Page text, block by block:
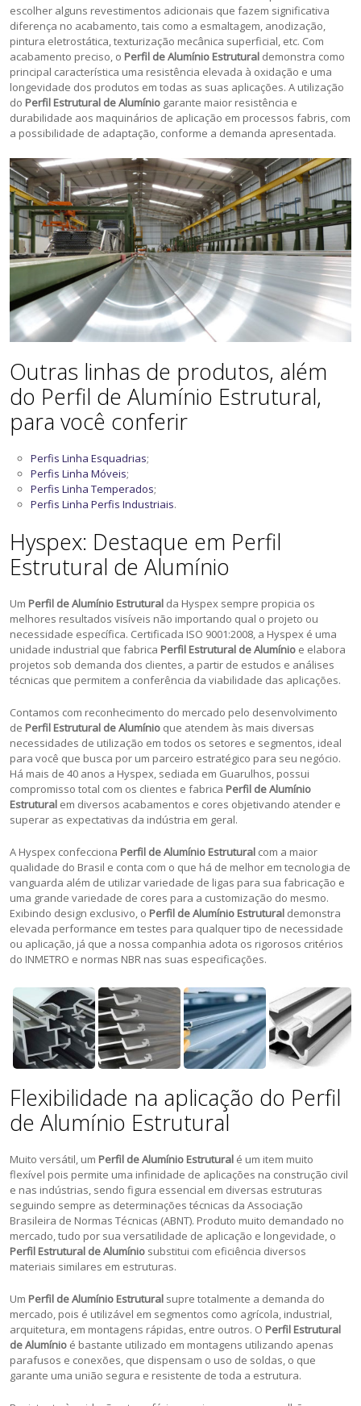
escolher alguns revestimentos adicionais que fazem significativa
diferença no acabamento, tais como a esmaltagem, anodização,
pintura eletrostática, texturização mecânica superficial, etc. Com
acabamento preciso, o Perfil de Alumínio Estrutural demonstra como
principal característica uma resistência elevada à oxidação e uma
longevidade dos produtos em todas as suas aplicações. A utilização
do Perfil Estrutural de Alumínio garante maior resistência e
durabilidade aos maquinários de aplicação em processos fabris, com
a possibilidade de adaptação, conforme a demanda apresentada.
Outras linhas de produtos, além
do Perfil de Alumínio Estrutural,
para você conferir
Perfis Linha Esquadrias;
Perfis Linha Móveis;
Perfis Linha Temperados;
Perfis Linha Perfis Industriais.
Hyspex: Destaque em Perfil
Estrutural de Alumínio
Um Perfil de Alumínio Estrutural da Hyspex sempre propicia os
melhores resultados visíveis não importando qual o projeto ou
necessidade específica. Certificada ISO 9001:2008, a Hyspex é uma
unidade industrial que fabrica Perfil Estrutural de Alumínio e elabora
projetos sob demanda dos clientes, a partir de estudos e análises
técnicas que permitem a conferência da viabilidade das aplicações.
Contamos com reconhecimento do mercado pelo desenvolvimento
de Perfil Estrutural de Alumínio que atendem às mais diversas
necessidades de utilização em todos os setores e segmentos, ideal
para você que busca por um parceiro estratégico para seu negócio.
Há mais de 40 anos a Hyspex, sediada em Guarulhos, possui
compromisso total com os clientes e fabrica Perfil de Alumínio
Estrutural em diversos acabamentos e cores objetivando atender e
superar as expectativas da indústria em geral.
A Hyspex confecciona Perfil de Alumínio Estrutural com a maior
qualidade do Brasil e conta com o que há de melhor em tecnologia de
vanguarda além de utilizar variedade de ligas para sua fabricação e
uma grande variedade de cores para a customização do mesmo.
Exibindo design exclusivo, o Perfil de Alumínio Estrutural demonstra
elevada performance em testes para qualquer tipo de necessidade
ou aplicação, já que a nossa companhia adota os rigorosos critérios
do INMETRO e normas NBR nas suas especificações.
Flexibilidade na aplicação do Perfil
de Alumínio Estrutural
Muito versátil, um Perfil de Alumínio Estrutural é um item muito
flexível pois permite uma infinidade de aplicações na construção civil
e nas indústrias, sendo figura essencial em diversas estruturas
seguindo sempre as determinações técnicas da Associação
Brasileira de Normas Técnicas (ABNT). Produto muito demandado no
mercado, tudo por sua versatilidade de aplicação e longevidade, o
Perfil Estrutural de Alumínio substitui com eficiência diversos
materiais similares em estruturas.
Um Perfil de Alumínio Estrutural supre totalmente a demanda do
mercado, pois é utilizável em segmentos como agrícola, industrial,
arquitetura, em montagens rápidas, entre outros. O Perfil Estrutural
de Alumínio é bastante utilizado em montagens utilizando apenas
parafusos e conexões, que dispensam o uso de soldas, o que
garante uma união segura e resistente de toda a estrutura.